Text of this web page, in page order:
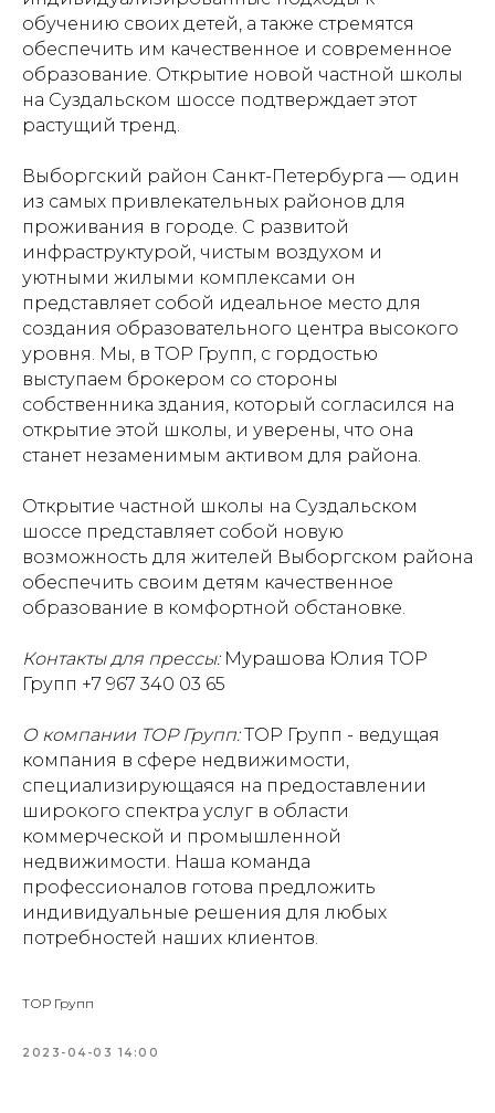
обучению своих детей, а также стремятся
обеспечить им качественное и современное
образование. Открытие новой частной школы
на Суздальском шоссе подтверждает этот
растущий тренд.
Выборгский район Санкт-Петербурга — один
из самых привлекательных районов для
проживания в городе. С развитой
инфраструктурой, чистым воздухом и
уютными жилыми комплексами он
представляет собой идеальное место для
создания образовательного центра высокого
уровня. Мы, в ТОР Групп, с гордостью
выступаем брокером со стороны
собственника здания, который согласился на
открытие этой школы, и уверены, что она
станет незаменимым активом для района.
Открытие частной школы на Суздальском
шоссе представляет собой новую
возможность для жителей Выборгском района
обеспечить своим детям качественное
образование в комфортной обстановке.
Контакты для прессы:Мурашова Юлия ТОР
Групп +7 967 340 03 65
О компании ТОР Групп:ТОР Групп - ведущая
компания в сфере недвижимости,
специализирующаяся на предоставлении
широкого спектра услуг в области
коммерческой и промышленной
недвижимости. Наша команда
профессионалов готова предложить
индивидуальные решения для любых
потребностей наших клиентов.
ТОР Групп
2023-04-03 14:00